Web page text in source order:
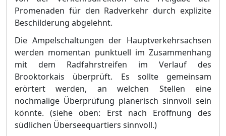
Promenaden für den Radverkehr durch explizite
Beschilderung abgelehnt.
Die Ampelschaltungen der Hauptverkehrsachsen
werden momentan punktuell im Zusammenhang
mit dem Radfahrstreifen im Verlauf des
Brooktorkais überprüft. Es sollte gemeinsam
erörtert werden, an welchen Stellen eine
nochmalige Überprüfung planerisch sinnvoll sein
könnte. (siehe oben: Erst nach Eröffnung des
südlichen Überseequartiers sinnvoll.)